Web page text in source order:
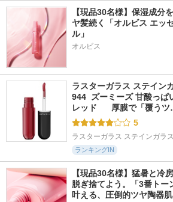
【現品30名様】保湿成分
ヤ髪続く「オルビス エッ
ル」
オルビス
ラスターガラス ステイン
944  ズーミーズ 甘酸っぱ
レッド      厚膜で「覆う
5
ラスターガラス ステインガラ
ランキングIN
【現品30名様】猛暑と冷
脱ぎ捨てよう。「3番トー
叶える、圧倒的ツヤ陶器肌